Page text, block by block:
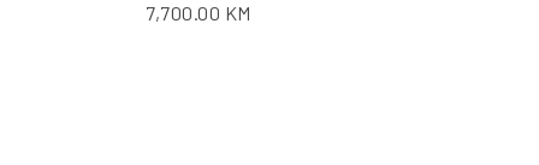
7,700.00 KM